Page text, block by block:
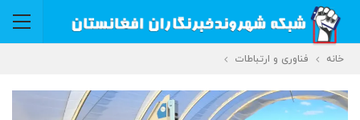
خانه فناوری و ارتباطات